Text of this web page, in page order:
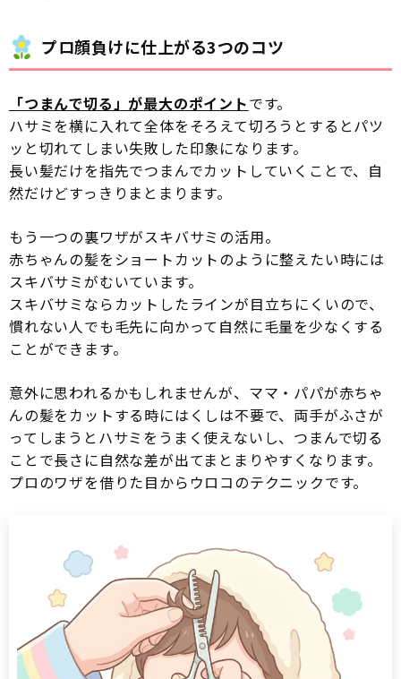
プロ顔負けに仕上がる3つのコツ
「つまんで切る」が最大のポイントです。
ハサミを横に入れて全体をそろえて切ろうとするとパツ
ッと切れてしまい失敗した印象になります。
長い髪だけを指先でつまんでカットしていくことで、自
然だけどすっきりまとまります。
もう一つの裏ワザがスキバサミの活用。
赤ちゃんの髪をショートカットのように整えたい時には
スキバサミがむいています。
スキバサミならカットしたラインが目立ちにくいので、
慣れない人でも毛先に向かって自然に毛量を少なくする
ことができます。
意外に思われるかもしれませんが、ママ・パパが赤ちゃ
んの髪をカットする時にはくしは不要で、両手がふさが
ってしまうとハサミをうまく使えないし、つまんで切る
ことで長さに自然な差が出てまとまりやすくなります。
プロのワザを借りた目からウロコのテクニックです。